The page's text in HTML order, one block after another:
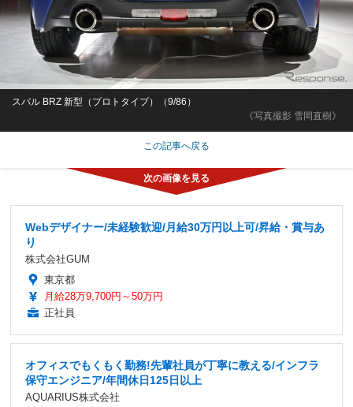
《写真撮影 雪岡直樹》
スバル BRZ 新型（プロトタイプ）（9/86）
この記事へ戻る
Webデザイナー/未経験歓迎/月給30万円以上可/昇給・賞与あ
り
株式会社GUM
東京都
月給28万9,700円～50万円
正社員
オフィスでもくもく勤務!先輩社員が丁寧に教える/インフラ
保守エンジニア/年間休日125日以上
AQUARIUS株式会社